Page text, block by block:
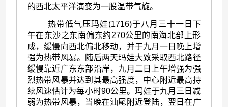
的西北太平洋演变为一股温带气旋。
热带低气压玛娃(1716)于八月三十一日下
午在东沙之东南偏东约270公里的南海北部上形
成，缓慢向西北偏北移动，并于九月一日晚上增
强为热带风暴。随后两天玛娃大致采取西北路径
缓慢靠近广东东部沿岸，九月二日上午增强为强
烈热带风暴并达到其最高强度，中心附近最高持
续风速估计为每小时90公里。玛娃于九月三日减
弱为热带风暴，当晚在汕尾附近登陆，翌日在广